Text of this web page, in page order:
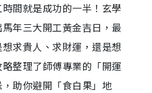
間就是成功的一半！玄學
年三大開工黃金吉日，最
求貴人、求財運，還是想
整理了師傅專業的「開運
助你避開「食白果」地